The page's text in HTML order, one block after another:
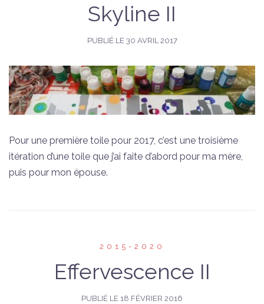
Skyline II
PUBLIÉ LE 30 AVRIL 2017
Pour une première toile pour 2017, c’est une troisième
itération d’une toile que j’ai faite d’abord pour ma mère,
puis pour mon épouse.
2015-2020
Effervescence II
PUBLIÉ LE 18 FÉVRIER 2016